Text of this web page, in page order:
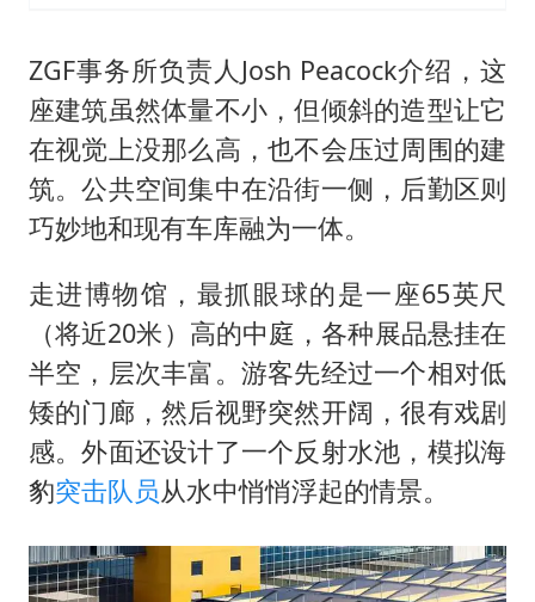
ZGF事务所负责人Josh Peacock介绍，这
座建筑虽然体量不小，但倾斜的造型让它
在视觉上没那么高，也不会压过周围的建
筑。公共空间集中在沿街一侧，后勤区则
巧妙地和现有车库融为一体。
走进博物馆，最抓眼球的是一座65英尺
（将近20米）高的中庭，各种展品悬挂在
半空，层次丰富。游客先经过一个相对低
矮的门廊，然后视野突然开阔，很有戏剧
感。外面还设计了一个反射水池，模拟海
豹突击队员从水中悄悄浮起的情景。